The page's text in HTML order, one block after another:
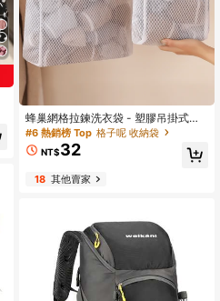
蜂巢網格拉鍊洗衣袋 - 塑膠吊掛式衣
物保護袋，適用於精緻衣物、襪子與
內衣，長方形可機洗收納整理袋，附
拉鍊開關，洗衣房配件，精緻衣物護
#6 熱銷榜 Top 格子呢 收納袋
NT$32
18其他賣家